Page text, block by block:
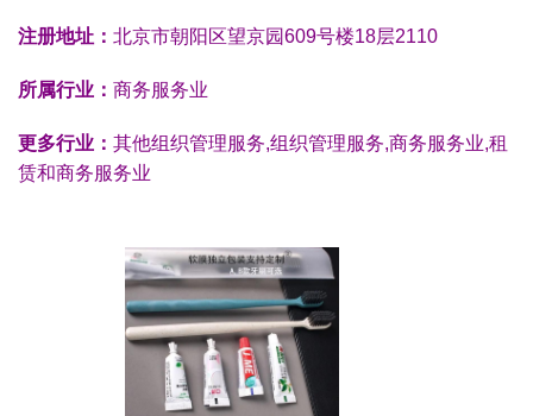
注册地址： 北京市朝阳区望京园609号楼18层2110
所属行业： 商务服务业
更多行业： 其他组织管理服务,组织管理服务,商务服务业,租
赁和商务服务业